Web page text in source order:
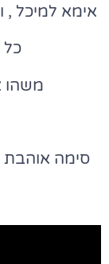
אימא למיכל , ולאחר 5 שנים
כל
משהו
סימה אוהבת